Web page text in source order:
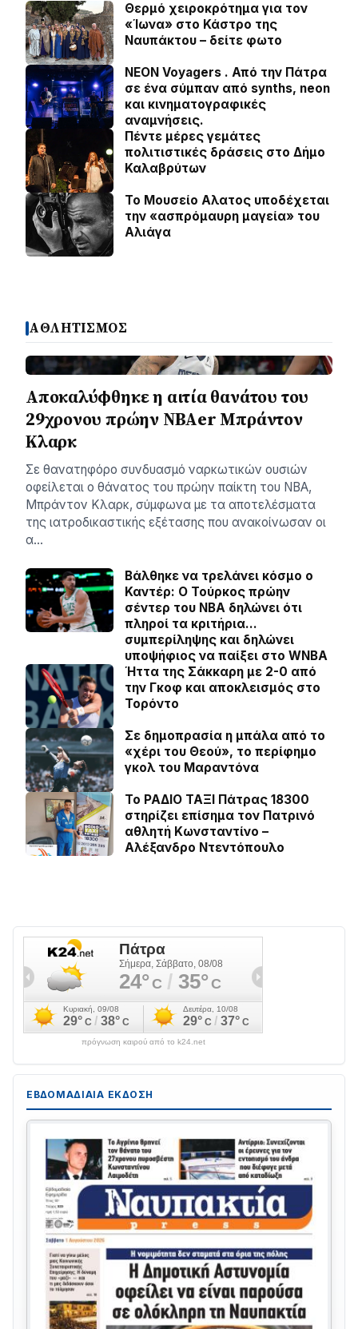
Θερμό χειροκρότημα για τον
«Ίωνα» στο Κάστρο της
Ναυπάκτου – δείτε φωτο
NEON Voyagers . Από την Πάτρα
σε ένα σύμπαν από synths, neon
και κινηματογραφικές
αναμνήσεις.
Πέντε μέρες γεμάτες
πολιτιστικές δράσεις στο Δήμο
Καλαβρύτων
Το Μουσείο Αλατος υποδέχεται
την «ασπρόμαυρη μαγεία» του
Αλιάγα
ΑΘΛΗΤΙΣΜΟΣ
Αποκαλύφθηκε η αιτία θανάτου του
29χρονου πρώην NBAer Μπράντον
Κλαρκ
Σε θανατηφόρο συνδυασμό ναρκωτικών ουσιών
οφείλεται ο θάνατος του πρώην παίκτη του NBA,
Μπράντον Κλαρκ, σύμφωνα με τα αποτελέσματα
της ιατροδικαστικής εξέτασης που ανακοίνωσαν οι
α…
Βάλθηκε να τρελάνει κόσμο ο
Καντέρ: Ο Τούρκος πρώην
σέντερ του NBA δηλώνει ότι
πληροί τα κριτήρια…
συμπερίληψης και δηλώνει
υποψήφιος να παίξει στο WNBA
Ήττα της Σάκκαρη με 2-0 από
την Γκοφ και αποκλεισμός στο
Τορόντο
Σε δημοπρασία η μπάλα από το
«χέρι του Θεού», το περίφημο
γκολ του Μαραντόνα
Το ΡΑΔΙΟ ΤΑΞΙ Πάτρας 18300
στηρίζει επίσημα τον Πατρινό
αθλητή Κωνσταντίνο –
Αλέξανδρο Ντεντόπουλο
πρόγνωση καιρού από το k24.net